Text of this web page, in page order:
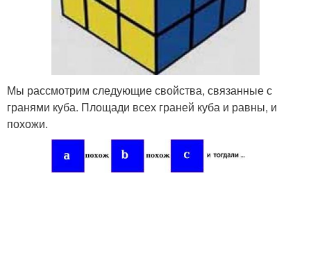
Мы рассмотрим следующие свойства, связанные с
гранями куба. Площади всех граней куба и равны, и
похожи.